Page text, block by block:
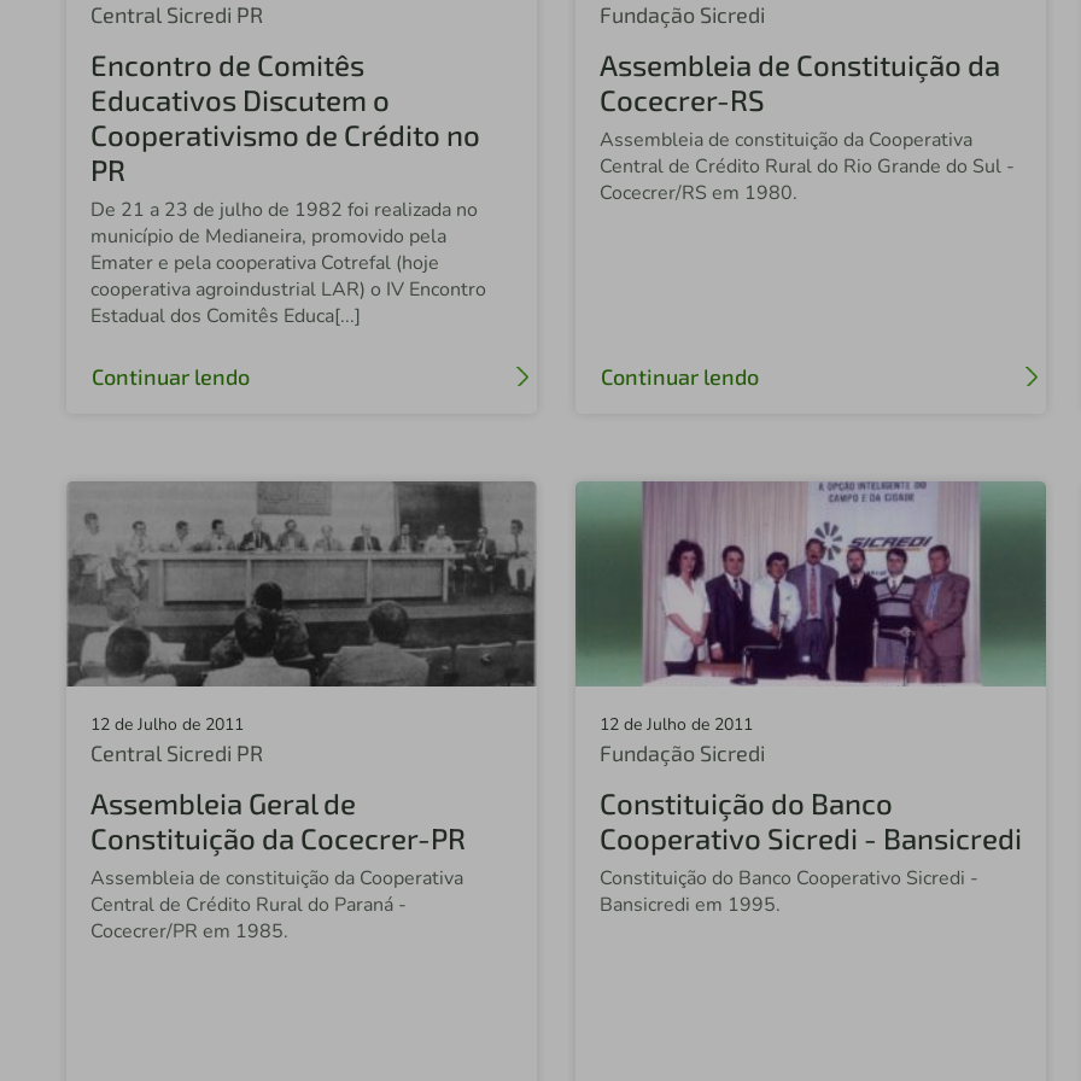
Central Sicredi PR
Encontro de Comitês
Educativos Discutem o
Cooperativismo de Crédito no
PR
De 21 a 23 de julho de 1982 foi realizada no
município de Medianeira, promovido pela
Emater e pela cooperativa Cotrefal (hoje
cooperativa agroindustrial LAR) o IV Encontro
Estadual dos Comitês Educa[...]
Continuar lendo
Fundação Sicredi
Assembleia de Constituição da
Cocecrer-RS
Assembleia de constituição da Cooperativa
Central de Crédito Rural do Rio Grande do Sul -
Cocecrer/RS em 1980.
Continuar lendo
12 de Julho de 2011
Central Sicredi PR
Assembleia Geral de
Constituição da Cocecrer-PR
Assembleia de constituição da Cooperativa
Central de Crédito Rural do Paraná -
Cocecrer/PR em 1985.
12 de Julho de 2011
Fundação Sicredi
Constituição do Banco
Cooperativo Sicredi - Bansicredi
Constituição do Banco Cooperativo Sicredi -
Bansicredi em 1995.